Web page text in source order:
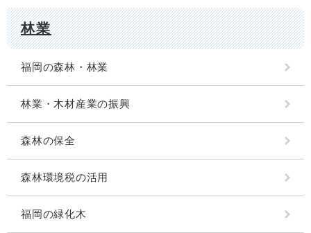
林業
福岡の森林・林業
林業・木材産業の振興
森林の保全
森林環境税の活用
福岡の緑化木